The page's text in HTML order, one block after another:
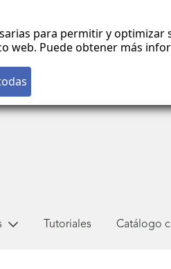
para permitir y
web. Puede obtener más
Tutoriales Catálogo